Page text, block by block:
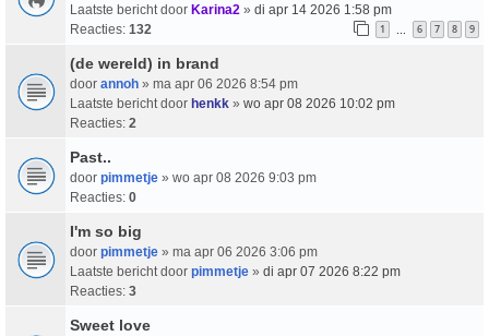
Laatste bericht door Karina2 » di apr 14 2026 1:58 pm
Reacties: 132 1 … 6 7 8 9
(de wereld) in brand
door annoh » ma apr 06 2026 8:54 pm
Laatste bericht door henkk » wo apr 08 2026 10:02 pm
Reacties: 2
Past..
door pimmetje » wo apr 08 2026 9:03 pm
Reacties: 0
I'm so big
door pimmetje » ma apr 06 2026 3:06 pm
Laatste bericht door pimmetje » di apr 07 2026 8:22 pm
Reacties: 3
Sweet love